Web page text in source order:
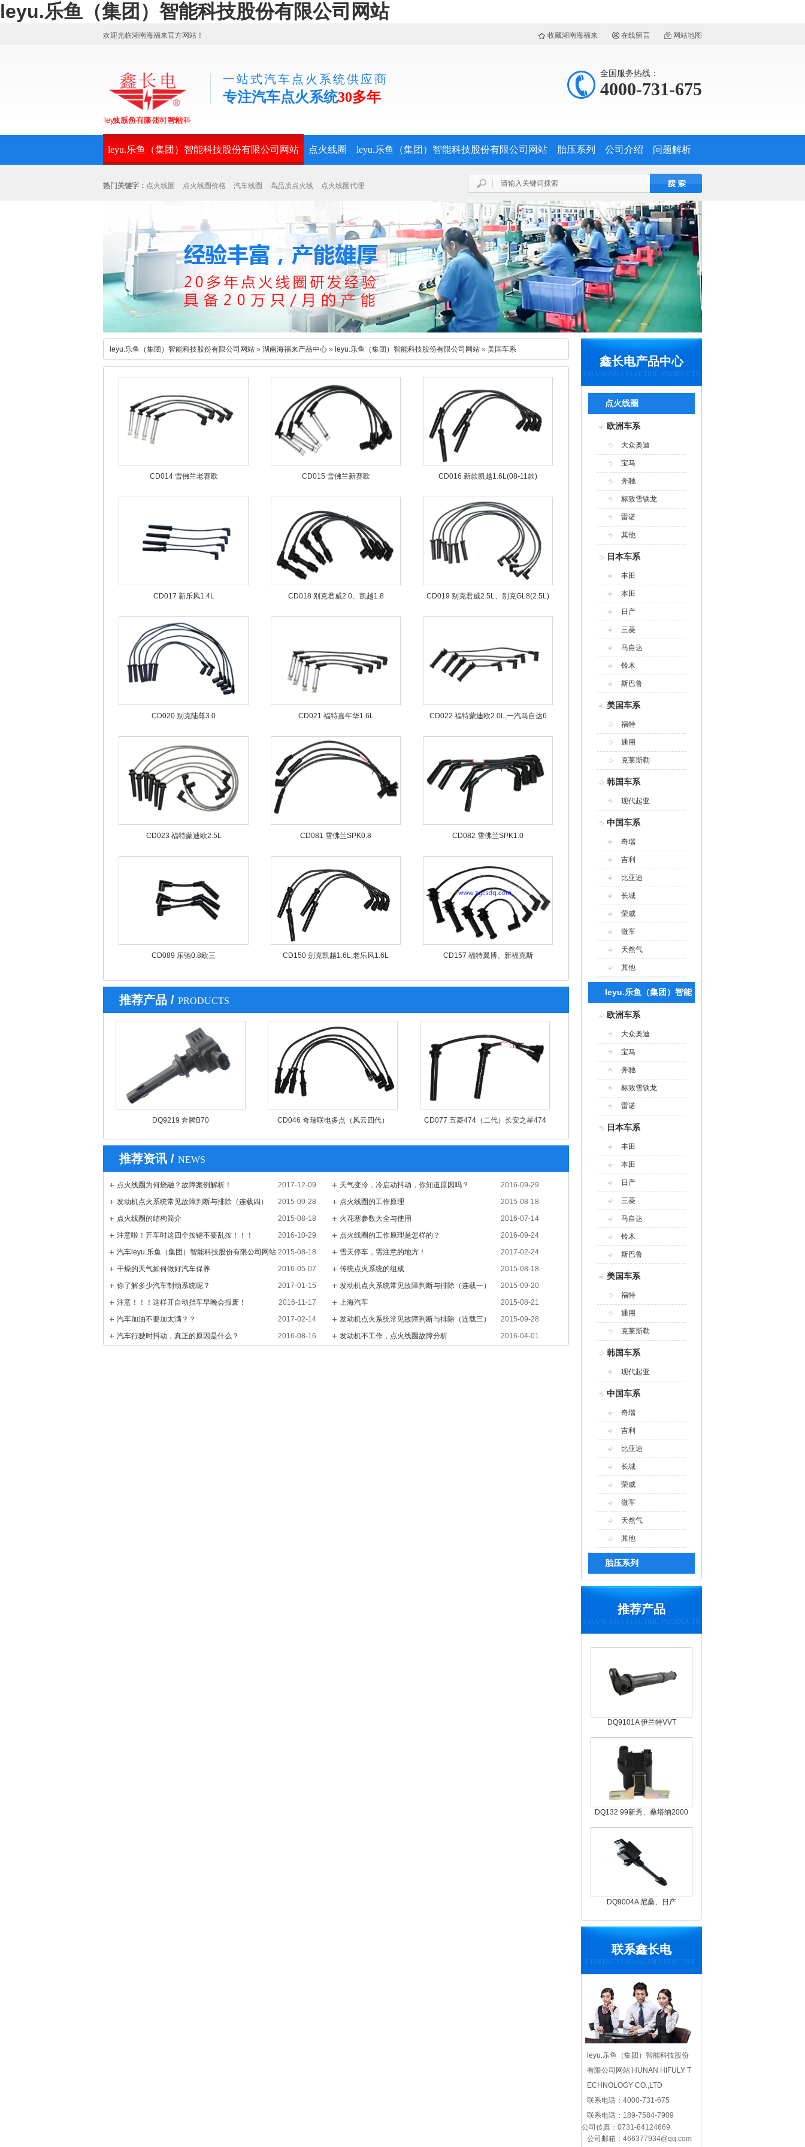
leyu.乐鱼（集团）智能科技股份有限公司网站
收藏湖南海福来 在线留言 网站地图
欢迎光临湖南海福来官方网站！
leyu.乐鱼（集团）智能科技股份有限公司网站
一站式汽车点火系统供应商
专注汽车点火系统30多年
全国服务热线：
4000-731-675
leyu.乐鱼（集团）智能科技股份有限公司网站 点火线圈 leyu.乐鱼（集团）智能科技股份有限公司网站 胎压系列 公司介绍 问题解析
热门关键字： 点火线圈 点火线圈价格 汽车线圈 高品质点火线 点火线圈代理
leyu.乐鱼（集团）智能科技股份有限公司网站 » 湖南海福来产品中心 » leyu.乐鱼（集团）智能科技股份有限公司网站 » 美国车系
CD014 雪佛兰老赛欧 CD015 雪佛兰新赛欧 CD016 新款凯越1.6L(08-11款)
CD017 新乐风1.4L CD018 别克君威2.0、凯越1.8 CD019 别克君威2.5L、别克GL8(2.5L)
CD020 别克陆尊3.0 CD021 福特嘉年华1.6L CD022 福特蒙迪欧2.0L,一汽马自达6
CD023 福特蒙迪欧2.5L CD081 雪佛兰SPK0.8 CD082 雪佛兰SPK1.0
CD089 乐驰0.8欧三 CD150 别克凯越1.6L,老乐风1.6L CD157 福特翼博、新福克斯
推荐产品 / PRODUCTS
DQ9219 奔腾B70 CD046 奇瑞联电多点（风云四代） CD077 五菱474（二代）长安之星474
推荐资讯 / NEWS
2017-12-09
点火线圈为何烧融？故障案例解析！ 2016-09-29
天气变冷，冷启动抖动，你知道原因吗？
2015-09-28
发动机点火系统常见故障判断与排除（连载四） 2015-08-18
点火线圈的工作原理
2015-08-18
点火线圈的结构简介 2016-07-14
火花塞参数大全与使用
2016-10-29
注意啦！开车时这四个按键不要乱按！！！ 2016-09-24
点火线圈的工作原理是怎样的？
2015-08-18
汽车leyu.乐鱼（集团）智能科技股份有限公司网站
是做什么用的？
2017-02-24
雪天停车，需注意的地方！
2016-05-07
干燥的天气如何做好汽车保养 2015-08-18
传统点火系统的组成
2017-01-15
你了解多少汽车制动系统呢？ 2015-09-20
发动机点火系统常见故障判断与排除（连载一）
2016-11-17
注意！！！这样开自动挡车早晚会报废！ 2015-08-21
上海汽车
2017-02-14
汽车加油不要加太满？？ 2015-09-28
发动机点火系统常见故障判断与排除（连载三）
2016-08-16
汽车行驶时抖动，真正的原因是什么？ 2016-04-01
发动机不工作，点火线圈故障分析
鑫长电产品中心
CHANGSHA ELECTRIC PRODUCTS
点火线圈
欧洲车系
大众奥迪
宝马
奔驰
标致雪铁龙
雷诺
其他
日本车系
丰田
本田
日产
三菱
马自达
铃木
斯巴鲁
美国车系
福特
通用
克莱斯勒
韩国车系
现代起亚
中国车系
奇瑞
吉利
比亚迪
长城
荣威
微车
天然气
其他
leyu.乐鱼（集团）智能
科技股份有限公司网站
欧洲车系
大众奥迪
宝马
奔驰
标致雪铁龙
雷诺
日本车系
丰田
本田
日产
三菱
马自达
铃木
斯巴鲁
美国车系
福特
通用
克莱斯勒
韩国车系
现代起亚
中国车系
奇瑞
吉利
比亚迪
长城
荣威
微车
天然气
其他
胎压系列
推荐产品
CHANGSHA ELECTRIC PRODUCTS
DQ9101A 伊兰特VVT
DQ132 99新秀、桑塔纳2000
DQ9004A 尼桑、日产
联系鑫长电
CONTACT CHANGSHA ELECTRIC
leyu.乐鱼（集团）智能科技股份
有限公司网站 HUNAN HIFULY T
ECHNOLOGY CO.,LTD
联系电话： 4000-731-675
联系电话： 189-7584-7909
公司传真： 0731-84124669
公司邮箱： 466377934@qq.com